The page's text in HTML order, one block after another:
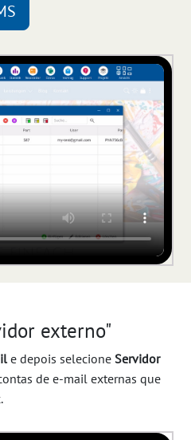
externo"
e depois selecione Servidor
de e-mail externas que